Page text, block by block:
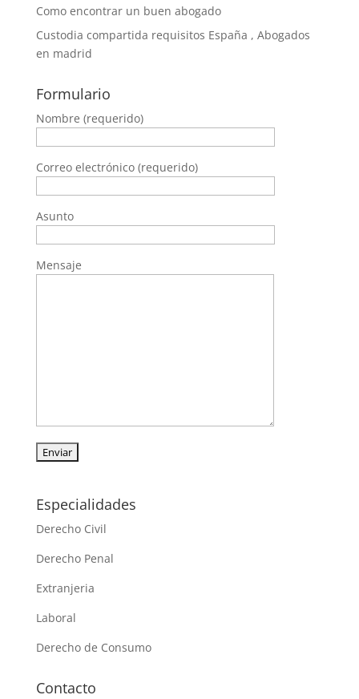
Como encontrar un buen abogado
Custodia compartida requisitos España , Abogados
en madrid
Formulario
Nombre (requerido)
Correo electrónico (requerido)
Asunto
Mensaje
Especialidades
Derecho Civil
Derecho Penal
Extranjeria
Laboral
Derecho de Consumo
Contacto